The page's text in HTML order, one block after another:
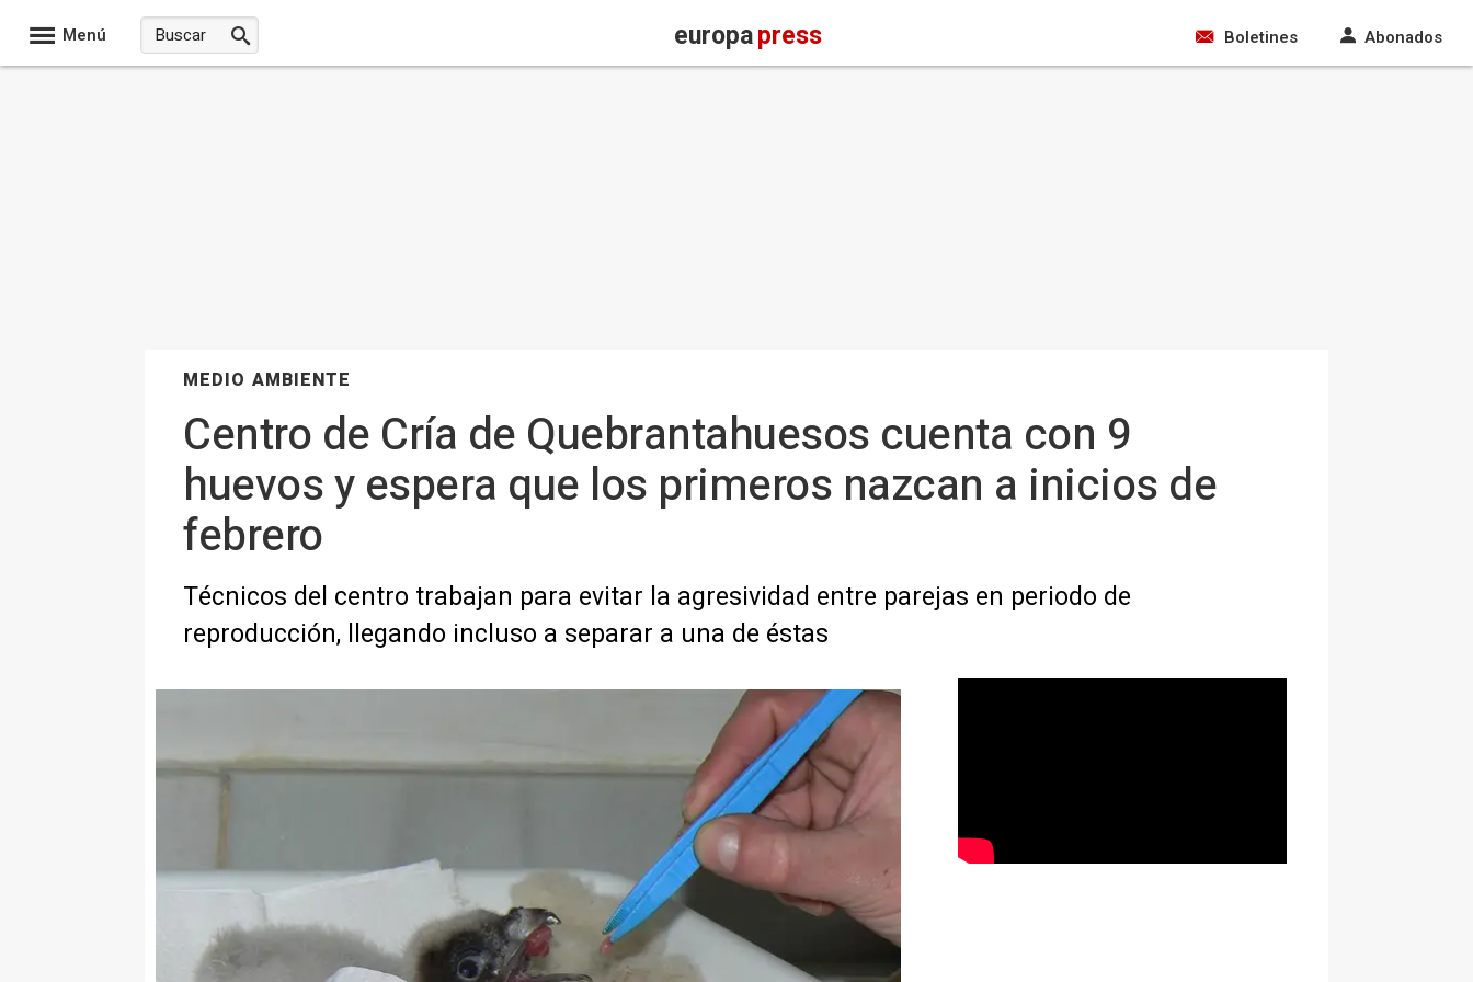
Menú europapress Boletines Abonados
MEDIO AMBIENTE
Centro de Cría de Quebrantahuesos cuenta con 9
huevos y espera que los primeros nazcan a inicios de
febrero
Técnicos del centro trabajan para evitar la agresividad entre parejas en periodo de
reproducción, llegando incluso a separar a una de éstas